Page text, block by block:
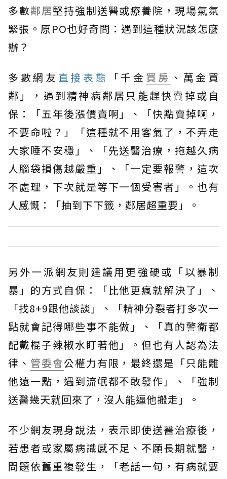
多數鄰居堅持強制送醫或療養院，現場氣氛
緊張。原PO也好奇問：遇到這種狀況該怎麼
辦？
多數網友 直接表態 「千金 買房 、萬金買
鄰」，遇到精神病鄰居只能趕快賣掉或自
保：「五年後漲價賣啊」、「快點賣掉啊，
不要命啦？」「這種就不用客氣了，不弄走
大家睡不安穩」、「先送醫治療，拖越久病
人腦袋損傷越嚴重」、「一定要報警，這次
不處理，下次就是等下一個受害者」。也有
人感慨：「抽到下下籤，鄰居超重要」。
另外一派網友則建議用更強硬或「以暴制
暴」的方式自保：「比他更瘋就解決了」、
「找8+9跟他談談」、「精神分裂者打多次一
點就會記得哪些事不能做」、「真的警衛都
配戴棍子辣椒水盯著他」。但也有人認為法
律、 管委會公權力有限，最終還是「只能離
他遠一點，遇到流氓都不敢發作」、「強制
送醫幾天就回來了，沒人能逼他搬走」。
不少網友現身說法，表示即使送醫治療後，
若患者或家屬病識感不足、不願長期就醫，
問題依舊重複發生，「老話一句，有病就要